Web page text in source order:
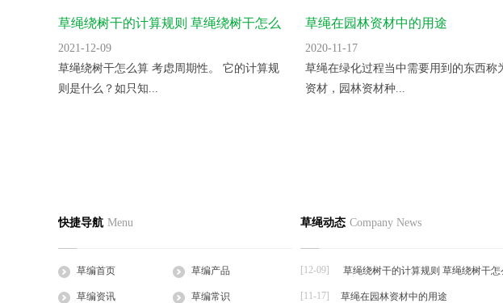
草绳绕树干的计算规则 草绳绕树干怎么
算
2021-12-09
草绳绕树干怎么算 考虑周期性。 它的计算规
则是什么？如只知...
草绳在园林资材中的用途
2020-11-17
草绳在绿化过程当中需要用到的东西称
资材，园林资材种...
意事项
2020-11-17
日光温室蔬菜在越冬时期，各种灾害性天气较
多，不利的气候条...
2020-11-17
条形草支垫是一种关系到运送钢卷用的
支垫，该复合型支...
草支垫
草棒
大棚草帘
快捷导航 Menu
草编首页 草编产品
草编资讯 草编常识
草绳动态 Company News
[12-09] 草绳绕树干的计算规则 草绳绕树干怎
[11-17] 草绳在园林资材中的用途